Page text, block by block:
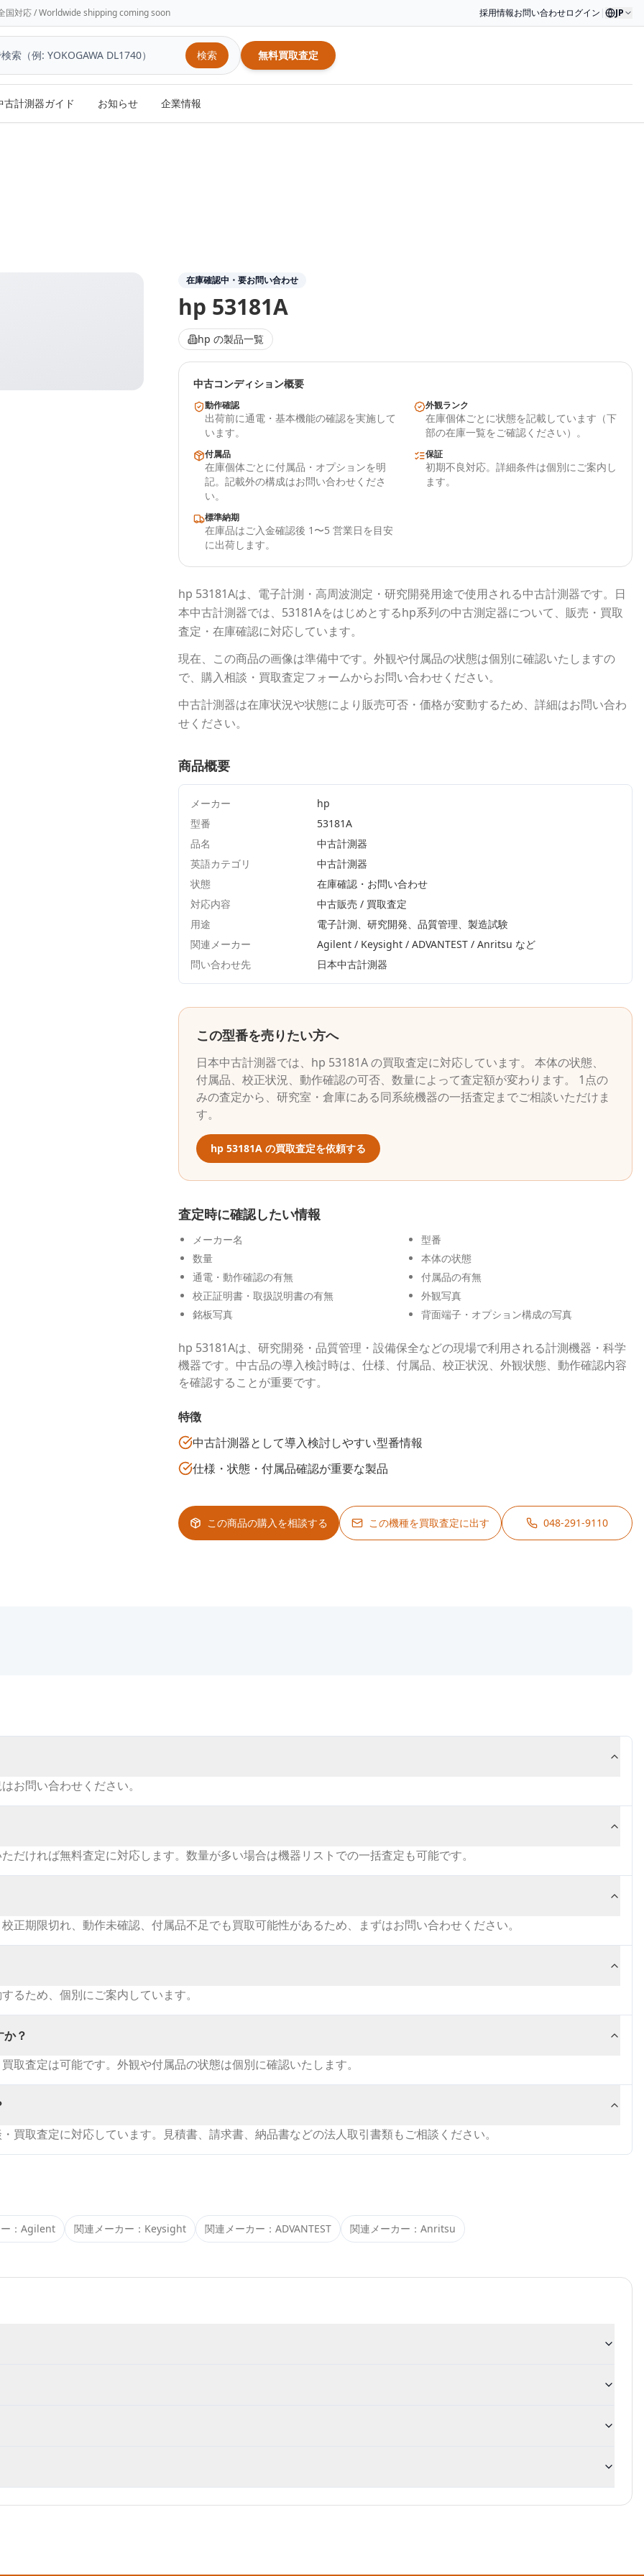
国対応 / Worldwide shipping coming soon 採用情報お問い合わせログイン | JP
検索 無料買取査定
古計測器ガイド お知らせ 企業情報
在庫確認中・要お問い合わせ
hp 53181A
hp の製品一覧
中古コンディション概要
動作確認
出荷前に通電・基本機能の確認を実施して
います。
外観ランク
在庫個体ごとに状態を記載しています（下
部の在庫一覧をご確認ください）。
付属品
在庫個体ごとに付属品・オプションを明
記。記載外の構成はお問い合わせくださ
い。
保証
初期不良対応。詳細条件は個別にご案内し
ます。
標準納期
在庫品はご入金確認後 1〜5 営業日を目安
に出荷します。
hp 53181Aは、電子計測・高周波測定・研究開発用途で使用される中古計測器です。 日
本中古計測器では、 53181Aをはじめとするhp系列の中古測定器について、販売・買取
査定・在庫確認に対応しています。
現在、この商品の画像は準備中です。外観や付属品の状態は個別に確認いたしますの
で、購入相談・買取査定フォームからお問い合わせください。
中古計測器は在庫状況や状態により販売可否・価格が変動するため、詳細はお問い合わ
せください。
商品概要
メーカー
hp
型番
53181A
品名
中古計測器
英語カテゴリ
中古計測器
状態
在庫確認・お問い合わせ
対応内容
中古販売 / 買取査定
用途
電子計測、研究開発、品質管理、製造試験
関連メーカー
Agilent / Keysight / ADVANTEST / Anritsu など
問い合わせ先
日本中古計測器
この型番を売りたい方へ
日本中古計測器では、 hp 53181Aの買取査定に対応しています。 本体の状態、
付属品、校正状況、動作確認の可否、数量によって査定額が変わります。 1点の
みの査定から、研究室・倉庫にある同系統機器の一括査定までご相談いただけま
す。
hp 53181A の買取査定を依頼する
査定時に確認したい情報
メーカー名
型番
数量
本体の状態
通電・動作確認の有無
付属品の有無
校正証明書・取扱説明書の有無
外観写真
銘板写真
背面端子・オプション構成の写真
hp 53181Aは、研究開発・品質管理・設備保全などの現場で利用される計測機器・科学
機器です。中古品の導入検討時は、仕様、付属品、校正状況、外観状態、動作確認内容
を確認することが重要です。
特徴
中古計測器として導入検討しやすい型番情報
仕様・状態・付属品確認が重要な製品
この商品の購入を相談する この機種を買取査定に出す 048-291-9110
お問い合わせください。
だければ無料査定に対応します。数量が多い場合は機器リストでの一括査定も可能です。
正期限切れ、動作未確認、付属品不足でも買取可能性があるため、まずはお問い合わせください。
るため、個別にご案内しています。
？
取査定は可能です。外観や付属品の状態は個別に確認いたします。
買取査定に対応しています。見積書、請求書、納品書などの法人取引書類もご相談ください。
： Agilent 関連メーカー： Keysight 関連メーカー： ADVANTEST 関連メーカー： Anritsu